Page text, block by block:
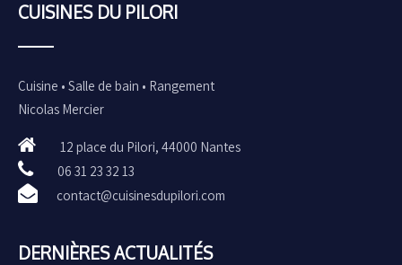
CUISINES DU PILORI
Cuisine • Salle de bain • Rangement
Nicolas Mercier
12 place du Pilori, 44000 Nantes
06 31 23 32 13
contact@cuisinesdupilori.com
DERNIÈRES ACTUALITÉS